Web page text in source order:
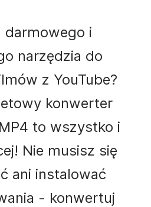
darmowego i
narzędzia do
z YouTube?
konwerter
to wszystko i
Nie musisz się
ani instalować
- konwertuj